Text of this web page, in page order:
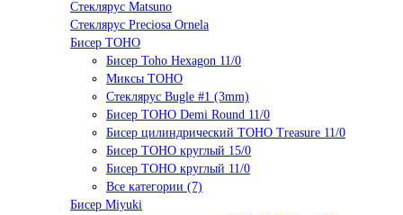
Стеклярус Matsuno
Стеклярус Preciosa Ornela
Бисер TOHO
Бисер Toho Hexagon 11/0
Миксы TOHO
Стеклярус Bugle #1 (3mm)
Бисер TOHO Demi Round 11/0
Бисер цилиндрический TOHO Treasure 11/0
Бисер TOHO круглый 15/0
Бисер TOHO круглый 11/0
Все категории (7)
Бисер Miyuki